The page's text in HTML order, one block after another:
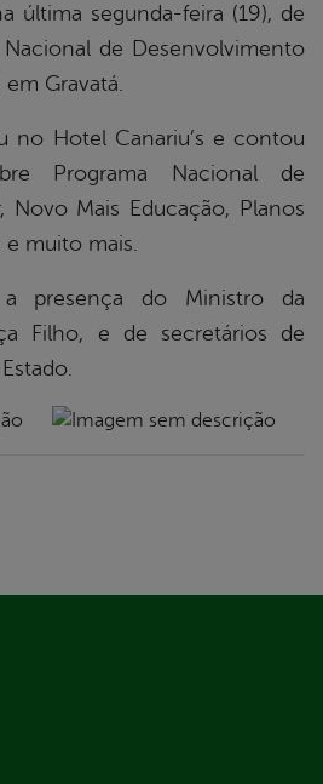
última segunda-feira (19), de
de Desenvolvimento
em Gravatá.
no Hotel Canariu’s e contou
Programa Nacional de
Novo Mais Educação, Planos
e muito mais.
presença do Ministro da
Filho, e de secretários de